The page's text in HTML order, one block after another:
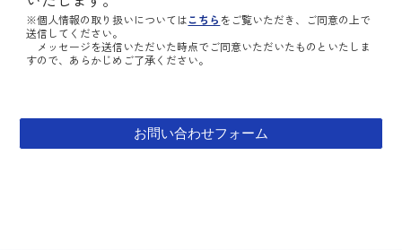
※個人情報の取り扱いについてはこちら をご覧いただき、ご同意の上で
送信してください。
メッセージを送信いただいた時点でご同意いただいたものといたしま
すので、あらかじめご了承ください。
お問い合わせフォーム